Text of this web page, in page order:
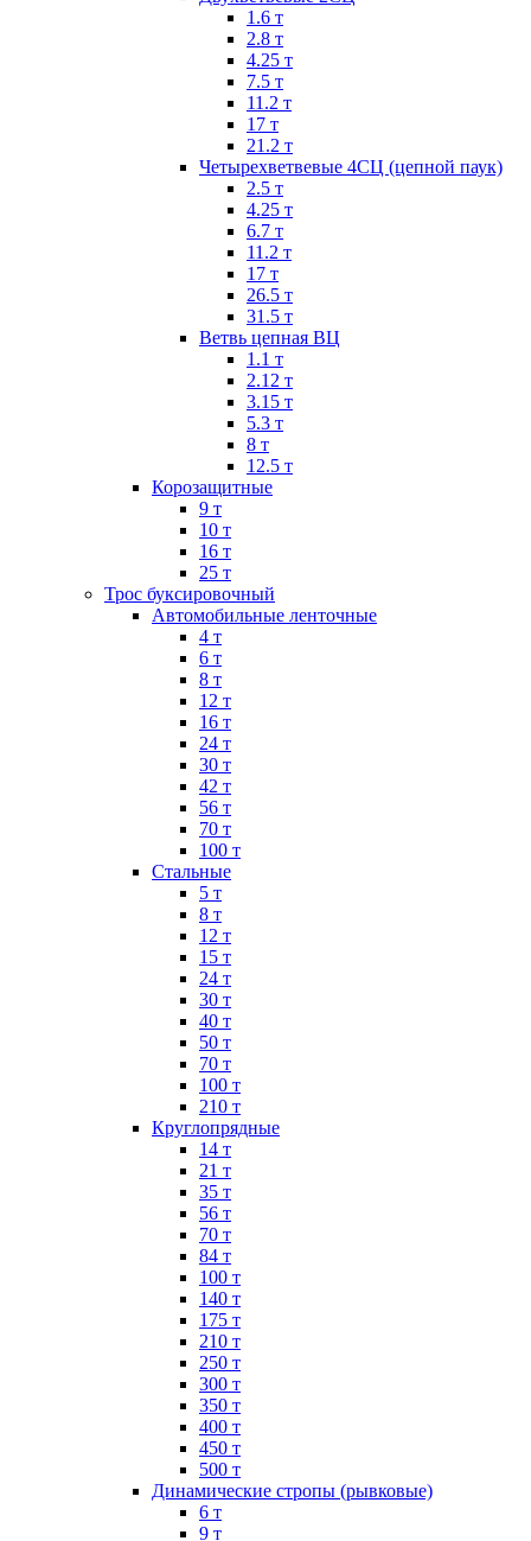
1.6 т
2.8 т
4.25 т
7.5 т
11.2 т
17 т
21.2 т
Четырехветвевые 4СЦ (цепной паук)
2.5 т
4.25 т
6.7 т
11.2 т
17 т
26.5 т
31.5 т
Ветвь цепная ВЦ
1.1 т
2.12 т
3.15 т
5.3 т
8 т
12.5 т
Корозащитные
9 т
10 т
16 т
25 т
Трос буксировочный
Автомобильные ленточные
4 т
6 т
8 т
12 т
16 т
24 т
30 т
42 т
56 т
70 т
100 т
Стальные
5 т
8 т
12 т
15 т
24 т
30 т
40 т
50 т
70 т
100 т
210 т
Круглопрядные
14 т
21 т
35 т
56 т
70 т
84 т
100 т
140 т
175 т
210 т
250 т
300 т
350 т
400 т
450 т
500 т
Динамические стропы (рывковые)
6 т
9 т